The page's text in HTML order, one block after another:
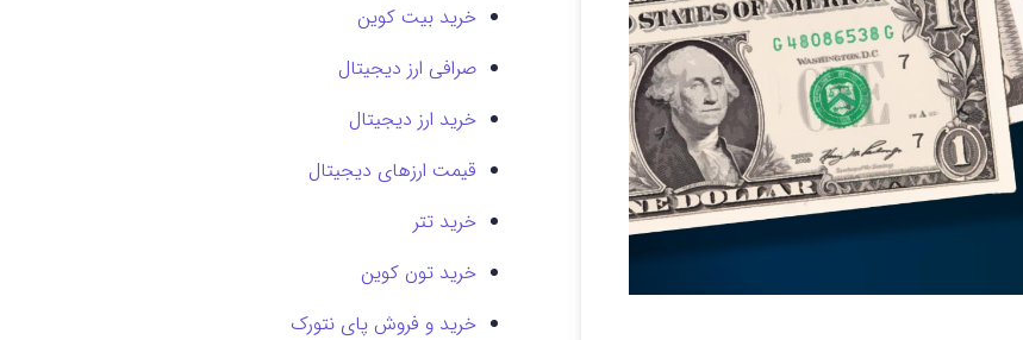
خرید بیت کوین
صرافی ارز دیجیتال
خرید ارز دیجیتال
قیمت ارزهای دیجیتال
خرید تتر
خرید تون کوین
خرید و فروش پای نتورک